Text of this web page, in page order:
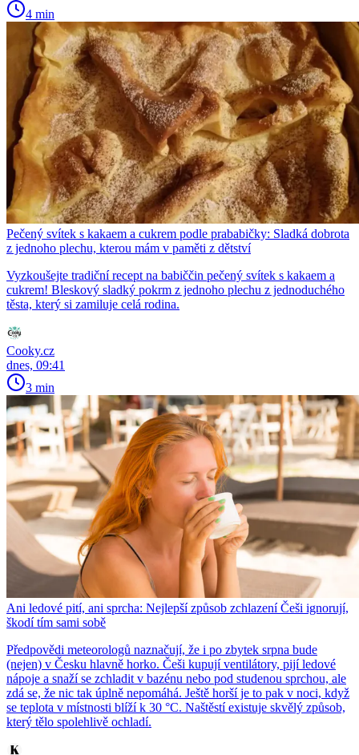
4 min
Pečený svítek s kakaem a cukrem podle prababičky: Sladká dobrota
z jednoho plechu, kterou mám v paměti z dětství
Vyzkoušejte tradiční recept na babiččin pečený svítek s kakaem a
cukrem! Bleskový sladký pokrm z jednoho plechu z jednoduchého
těsta, který si zamiluje celá rodina.
Cooky.cz
dnes, 09:41
3 min
Ani ledové pití, ani sprcha: Nejlepší způsob zchlazení Češi ignorují,
škodí tím sami sobě
Předpovědi meteorologů naznačují, že i po zbytek srpna bude
(nejen) v Česku hlavně horko. Češi kupují ventilátory, pijí ledové
nápoje a snaží se zchladit v bazénu nebo pod studenou sprchou, ale
zdá se, že nic tak úplně nepomáhá. Ještě horší je to pak v noci, když
se teplota v místnosti blíží k 30 °C. Naštěstí existuje skvělý způsob,
který tělo spolehlivě ochladí.